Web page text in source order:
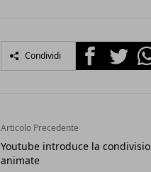
Condividi FacebookTwitter
Articolo Precedente
Youtube introduce la
animate